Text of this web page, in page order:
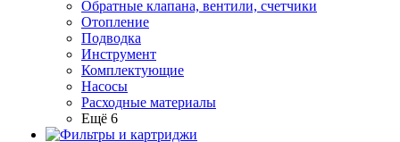
Обратные клапана, вентили, счетчики
Отопление
Подводка
Инструмент
Комплектующие
Насосы
Расходные материалы
Ещё 6